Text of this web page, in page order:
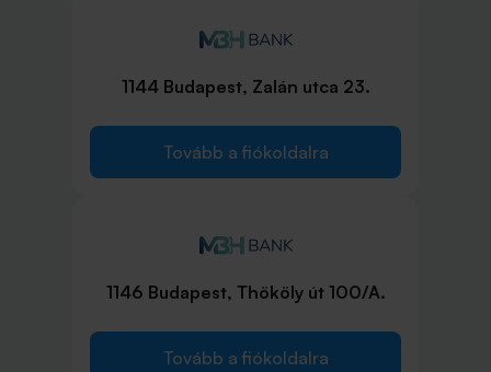
1144 Budapest, Zalán utca 23.
Tovább a fiókoldalra
1146 Budapest, Thököly út 100/A.
Tovább a fiókoldalra